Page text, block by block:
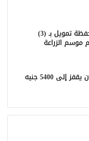
السودان ينشئ محفظة تمويل بـ (3)
موسم الزراعة
الدولار في السودان يقفز إلى 5400 جنيه